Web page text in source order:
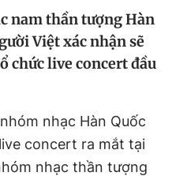
Magazine
Bạn cần biết
Liên hệ quảng cáo
nam thần tượng Hàn
Việt xác nhận sẽ
chức live concert đầu
nhạc Hàn Quốc
concert ra mắt tại
nhạc thần tượng